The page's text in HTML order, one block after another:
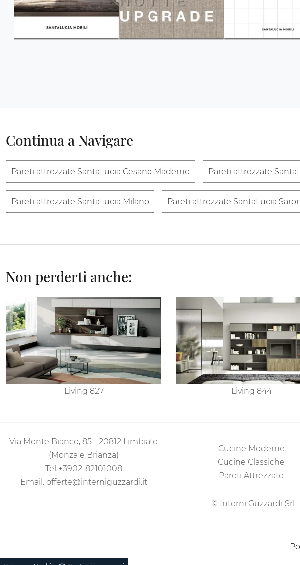
Continua a Navigare
Pareti attrezzate SantaLucia Cesano Maderno Pareti attrezzate
Pareti attrezzate SantaLucia Milano Pareti attrezzate SantaLucia
Non perderti anche:
Living 827 Living 844
Via Monte Bianco, 85 - 20812 Limbiate
(Monza e Brianza)
Tel +3902-82101008
Email: offerte@interniguzzardi.it
Cucine Moderne
Cucine Classiche
Pareti Attrezzate
© Interni Guzzardi Srl -